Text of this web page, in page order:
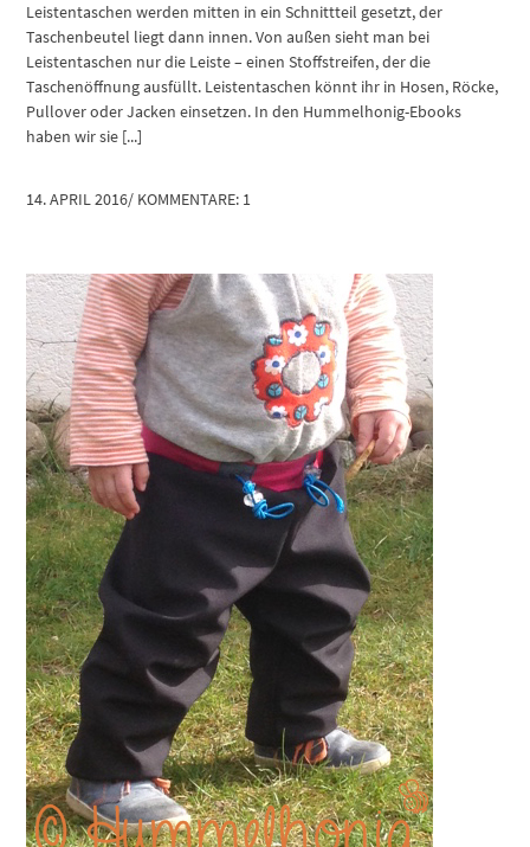
Leistentaschen werden mitten in ein Schnittteil gesetzt, der
Taschenbeutel liegt dann innen. Von außen sieht man bei
Leistentaschen nur die Leiste – einen Stoffstreifen, der die
Taschenöffnung ausfüllt. Leistentaschen könnt ihr in Hosen, Röcke,
Pullover oder Jacken einsetzen. In den Hummelhonig-Ebooks
haben wir sie [...]
14. APRIL 2016/ KOMMENTARE: 1